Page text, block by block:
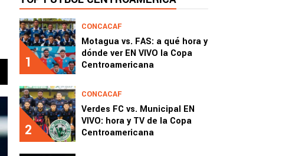
1
CONCACAF
Motagua vs. FAS: a qué hora y
dónde ver EN VIVO la Copa
Centroamericana
2
CONCACAF
Verdes FC vs. Municipal EN
VIVO: hora y TV de la Copa
Centroamericana